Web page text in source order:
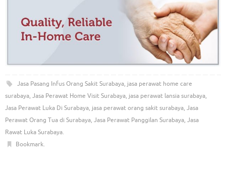
Jasa Pasang Infus Orang Sakit Surabaya, jasa perawat home care
surabaya, Jasa Perawat Home Visit Surabaya, jasa perawat lansia surabaya,
Jasa Perawat Luka Di Surabaya, jasa perawat orang sakit surabaya, Jasa
Perawat Orang Tua di Surabaya, Jasa Perawat Panggilan Surabaya, Jasa
Rawat Luka Surabaya.
Bookmark.